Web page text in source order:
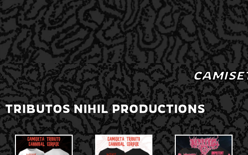
TRIBUTOS NIHIL PRODUCTIONS